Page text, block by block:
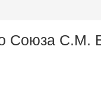
Союза С.М.